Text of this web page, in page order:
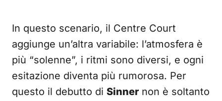
In questo scenario, il Centre Court
aggiunge un’altra variabile: l’atmosfera è
più “solenne”, i ritmi sono diversi, e ogni
esitazione diventa più rumorosa. Per
questo il debutto di Sinner non è soltanto